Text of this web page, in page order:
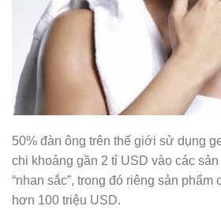
50% đàn ông trên thế giới sử dụng
chi khoảng gần 2 tỉ USD vào các
“nhan sắc”, trong đó riêng sản phẩm
hơn 100 triệu USD.